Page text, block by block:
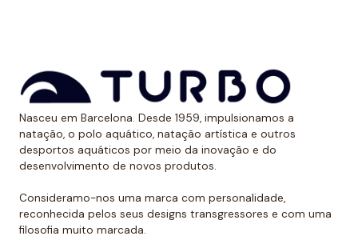
muito tempo sem sofrer desgaste.
Uso recomendado de calção para
polo aquático
Da Turbo recomendamos usar o calção para praticar
polo aquático ou treinar natação. Como se encaixa
perfeitamente no corpo, dificulta que o jogador de
polo aquático seja agarrado pelos rivais, algo de vital
importância. Além disso, nossos calções não arrastam
Nasceu em Barcelona. Desde 1959, impulsionamos a
natação, o polo aquático, natação artística e outros
desportos aquáticos por meio da inovação e do
desenvolvimento de novos produtos.
Consideramo-nos uma marca com personalidade,
reconhecida pelos seus designs transgressores e com uma
filosofia muito marcada.